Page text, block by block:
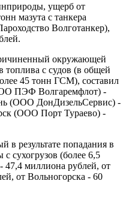
ущерб от
мазута с танкера
Волготанкер),
окружающей
топлива с судов (в общей
45 тонн ГСМ), составил
ПЭФ Волгаремфлот) -
(ООО ДонДизельСервис) -
(ООО Порт Тураево) -
в результате попадания в
сухогрузов (более 6,5
47,4 миллиона рублей, от
от Вольногорска - 60